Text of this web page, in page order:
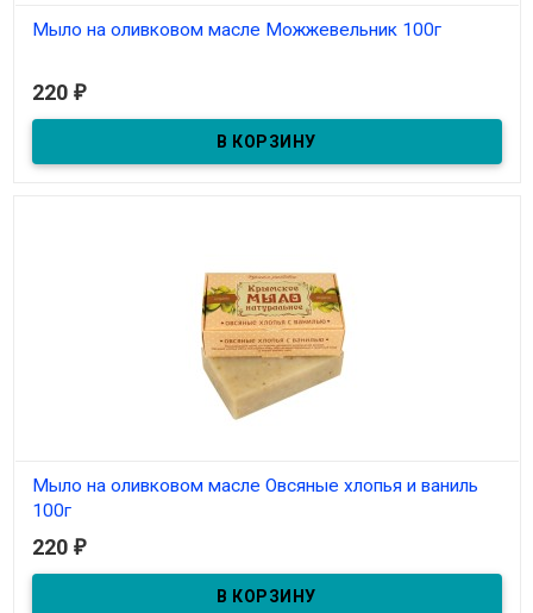
Мыло на оливковом масле Можжевельник 100г
220 ₽
Мыло на оливковом масле Овсяные хлопья и ваниль
100г
В наличии
220 ₽